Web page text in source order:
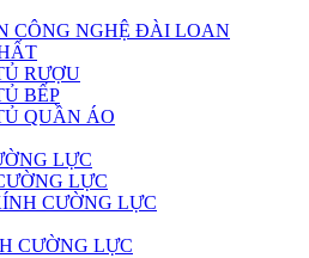
CÔNG NGHỆ ĐÀI LOAN
RƯỢU
BẾP
QUẦN ÁO
LỰC
LỰC
CƯỜNG LỰC
CƯỜNG LỰC